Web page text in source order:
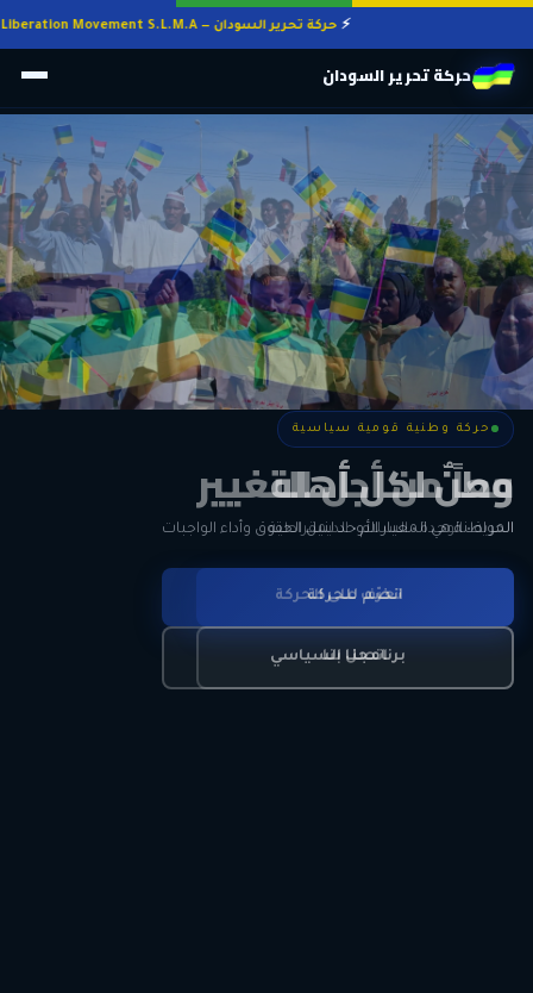
حركة تحرير السودان — Sudan Liberation Movement S.L.M.A
حركة تحرير السودان
حركة وطنية قومية سياسية
وطنٌ لكل أهله
المواطنة هي المعيار الأوحد لنيل الحقوق وأداء الواجبات
تعرّف على الحركة
برنامجنا السياسي
حركة وطنية قومية سياسية
معاً من أجل التغيير
الحرية • الوحدة • السلام • الديمقراطية
انضم للحركة
اتصل بنا